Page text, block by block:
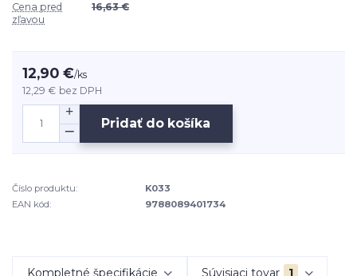
Cena pred
zľavou
16,63 €
12,90 €/ks
12,29 € bez DPH
Pridať do košíka
Číslo produktu:
K033
EAN kód:
9788089401734
Kompletné špecifikácie Súvisiaci tovar 1